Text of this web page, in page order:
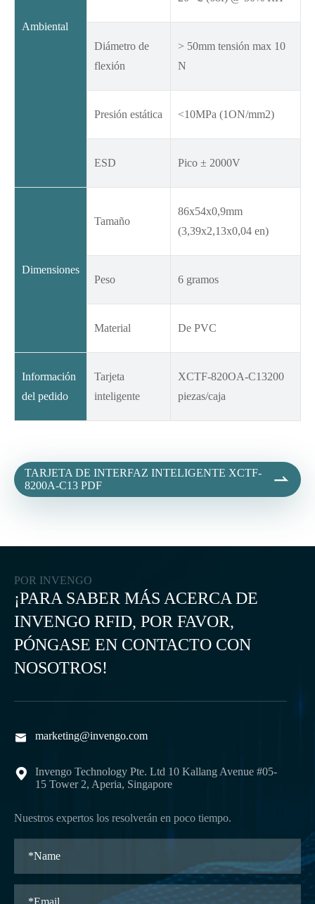
Ambiental
Diámetro de
flexión
> 50mm tensión max 10
N
Presión estática <10MPa (1ON/mm2)
ESD Pico ± 2000V
Dimensiones
Tamaño
86x54x0,9mm
(3,39x2,13x0,04 en)
Peso 6 gramos
Material De PVC
Información
del pedido
Tarjeta
inteligente
XCTF-820OA-C13200
piezas/caja
TARJETA DE INTERFAZ INTELIGENTE XCTF-
8200A-C13 PDF

POR INVENGO
¡PARA SABER MÁS ACERCA DE
INVENGO RFID, POR FAVOR,
PÓNGASE EN CONTACTO CON
NOSOTROS!
 marketing@invengo.com

Invengo Technology Pte. Ltd 10 Kallang Avenue #05-
15 Tower 2, Aperia, Singapore
Nuestros expertos los resolverán en poco tiempo.